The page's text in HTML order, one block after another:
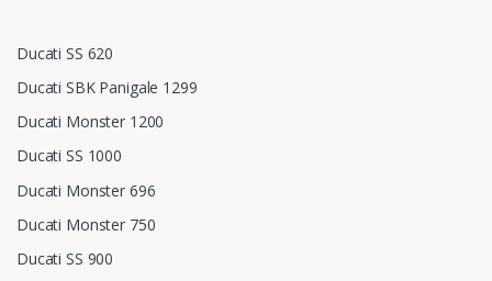
Ducati SS 620
Ducati SBK Panigale 1299
Ducati Monster 1200
Ducati SS 1000
Ducati Monster 696
Ducati Monster 750
Ducati SS 900